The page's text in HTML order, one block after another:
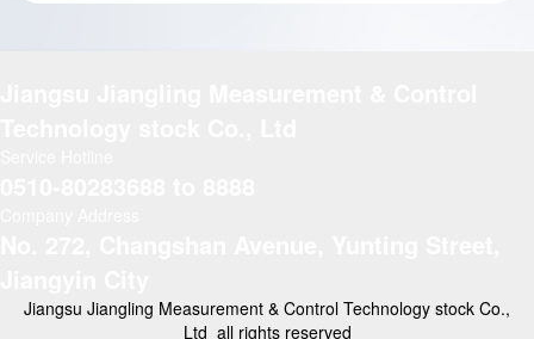
Jiangsu Jiangling Measurement & Control Technology stock Co.,
Ltd all rights reserved